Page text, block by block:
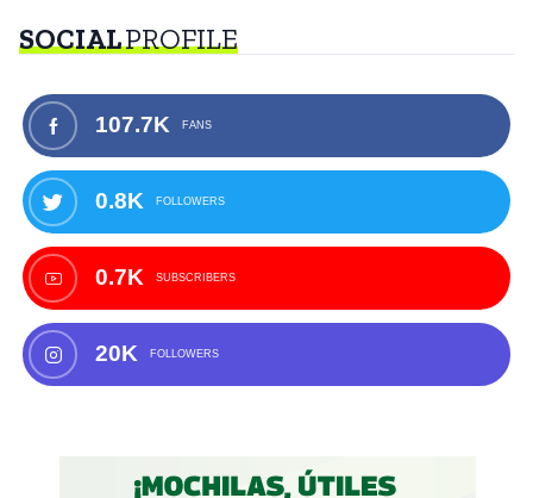
SOCIALPROFILE
107.7K FANS
0.8K FOLLOWERS
0.7K SUBSCRIBERS
20K FOLLOWERS